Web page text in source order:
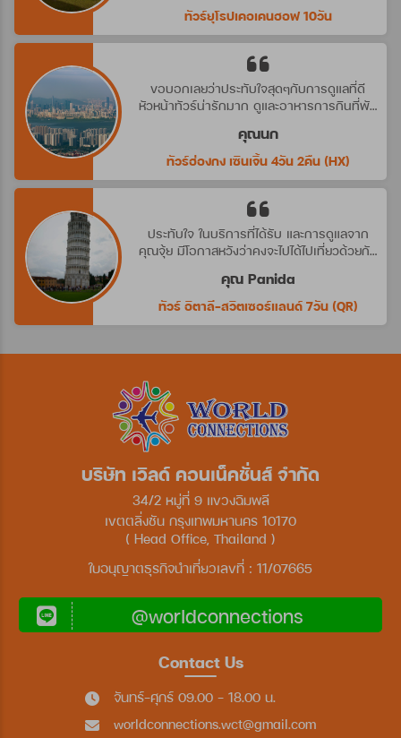
ทัวร์ยุโรปเคอเคนฮอฟ 10วัน
ขอบอกเลยว่าประทับใจสุดๆกับการดูแลที่ดี
หัวหน้าทัวร์น่ารักมาก ดูและอาหารการกินที่พัก
บริษัทนี้อีกค่ะ
คุณนก
ทัวร์ฮ่องกง เซินเจิ้น 4วัน 2คืน (HX)
ประทับใจ ในบริการที่ได้รับ และการดูแลจาก
คุณจุ้ย มีโอกาสหวังว่าคงจะไปได้ไปเที่ยวด้วยกัน
คุณ Panida
ทัวร์ อิตาลี-สวิตเซอร์แลนด์ 7วัน (QR)
บริษัท เวิลด์ คอนเน็คชั่นส์ จำกัด
34/2 หมู่ที่ 9 แขวงฉิมพลี
เขตตลิ่งชัน กรุงเทพมหานคร 10170
( Head Office, Thailand )
ใบอนุญาตธุรกิจนำเที่ยวเลขที่ : 11/07665
@worldconnections
Contact Us
จันทร์-ศุกร์ 09.00 - 18.00 น.
worldconnections.wct@gmail.com